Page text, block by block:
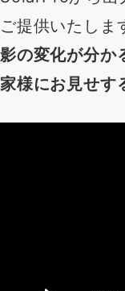
ご提供いたしま
影の変化が分か
家様にお見せす